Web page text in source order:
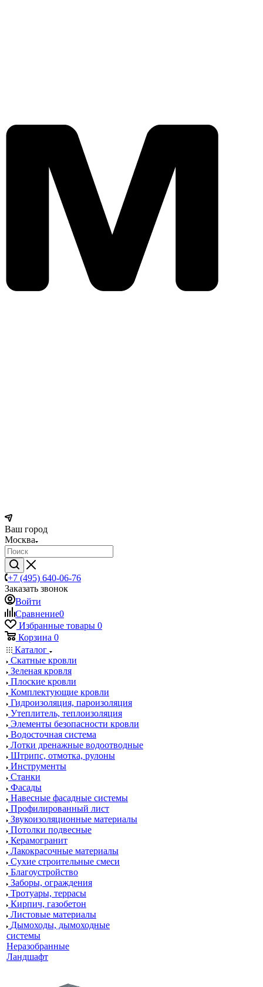
Ваш город
Москва
+7 (495) 640-06-76
Заказать звонок
Войти
Сравнение0
Избранные товары 0
Корзина 0
Каталог
Скатные кровли
Зеленая кровля
Плоские кровли
Комплектующие кровли
Гидроизоляция, пароизоляция
Утеплитель, теплоизоляция
Элементы безопасности кровли
Водосточная система
Лотки дренажные водоотводные
Штрипс, отмотка, рулоны
Инструменты
Станки
Фасады
Навесные фасадные системы
Профилированный лист
Звукоизоляционные материалы
Потолки подвесные
Керамогранит
Лакокрасочные материалы
Сухие строительные смеси
Благоустройство
Заборы, ограждения
Тротуары, террасы
Кирпич, газобетон
Листовые материалы
Дымоходы, дымоходные
системы
Неразобранные
Ландшафт